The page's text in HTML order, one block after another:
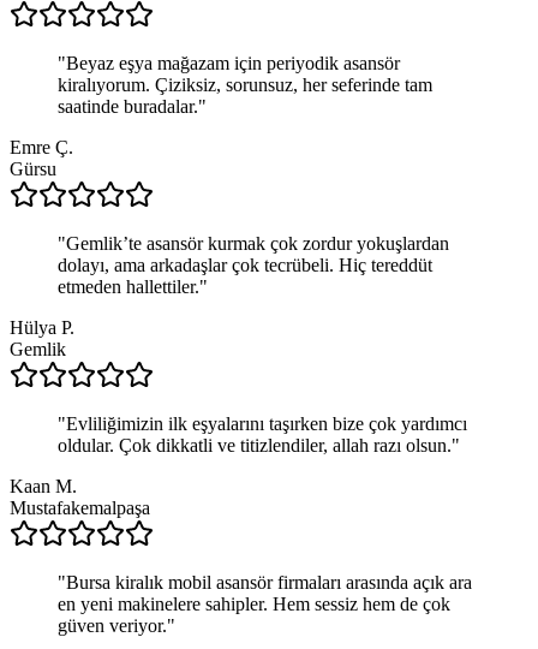
"Beyaz eşya mağazam için periyodik asansör
kiralıyorum. Çiziksiz, sorunsuz, her seferinde tam
saatinde buradalar."
Emre Ç.
Gürsu
"Gemlik’te asansör kurmak çok zordur yokuşlardan
dolayı, ama arkadaşlar çok tecrübeli. Hiç tereddüt
etmeden hallettiler."
Hülya P.
Gemlik
"Evliliğimizin ilk eşyalarını taşırken bize çok yardımcı
oldular. Çok dikkatli ve titizlendiler, allah razı olsun."
Kaan M.
Mustafakemalpaşa
"Bursa kiralık mobil asansör firmaları arasında açık ara
en yeni makinelere sahipler. Hem sessiz hem de çok
güven veriyor."